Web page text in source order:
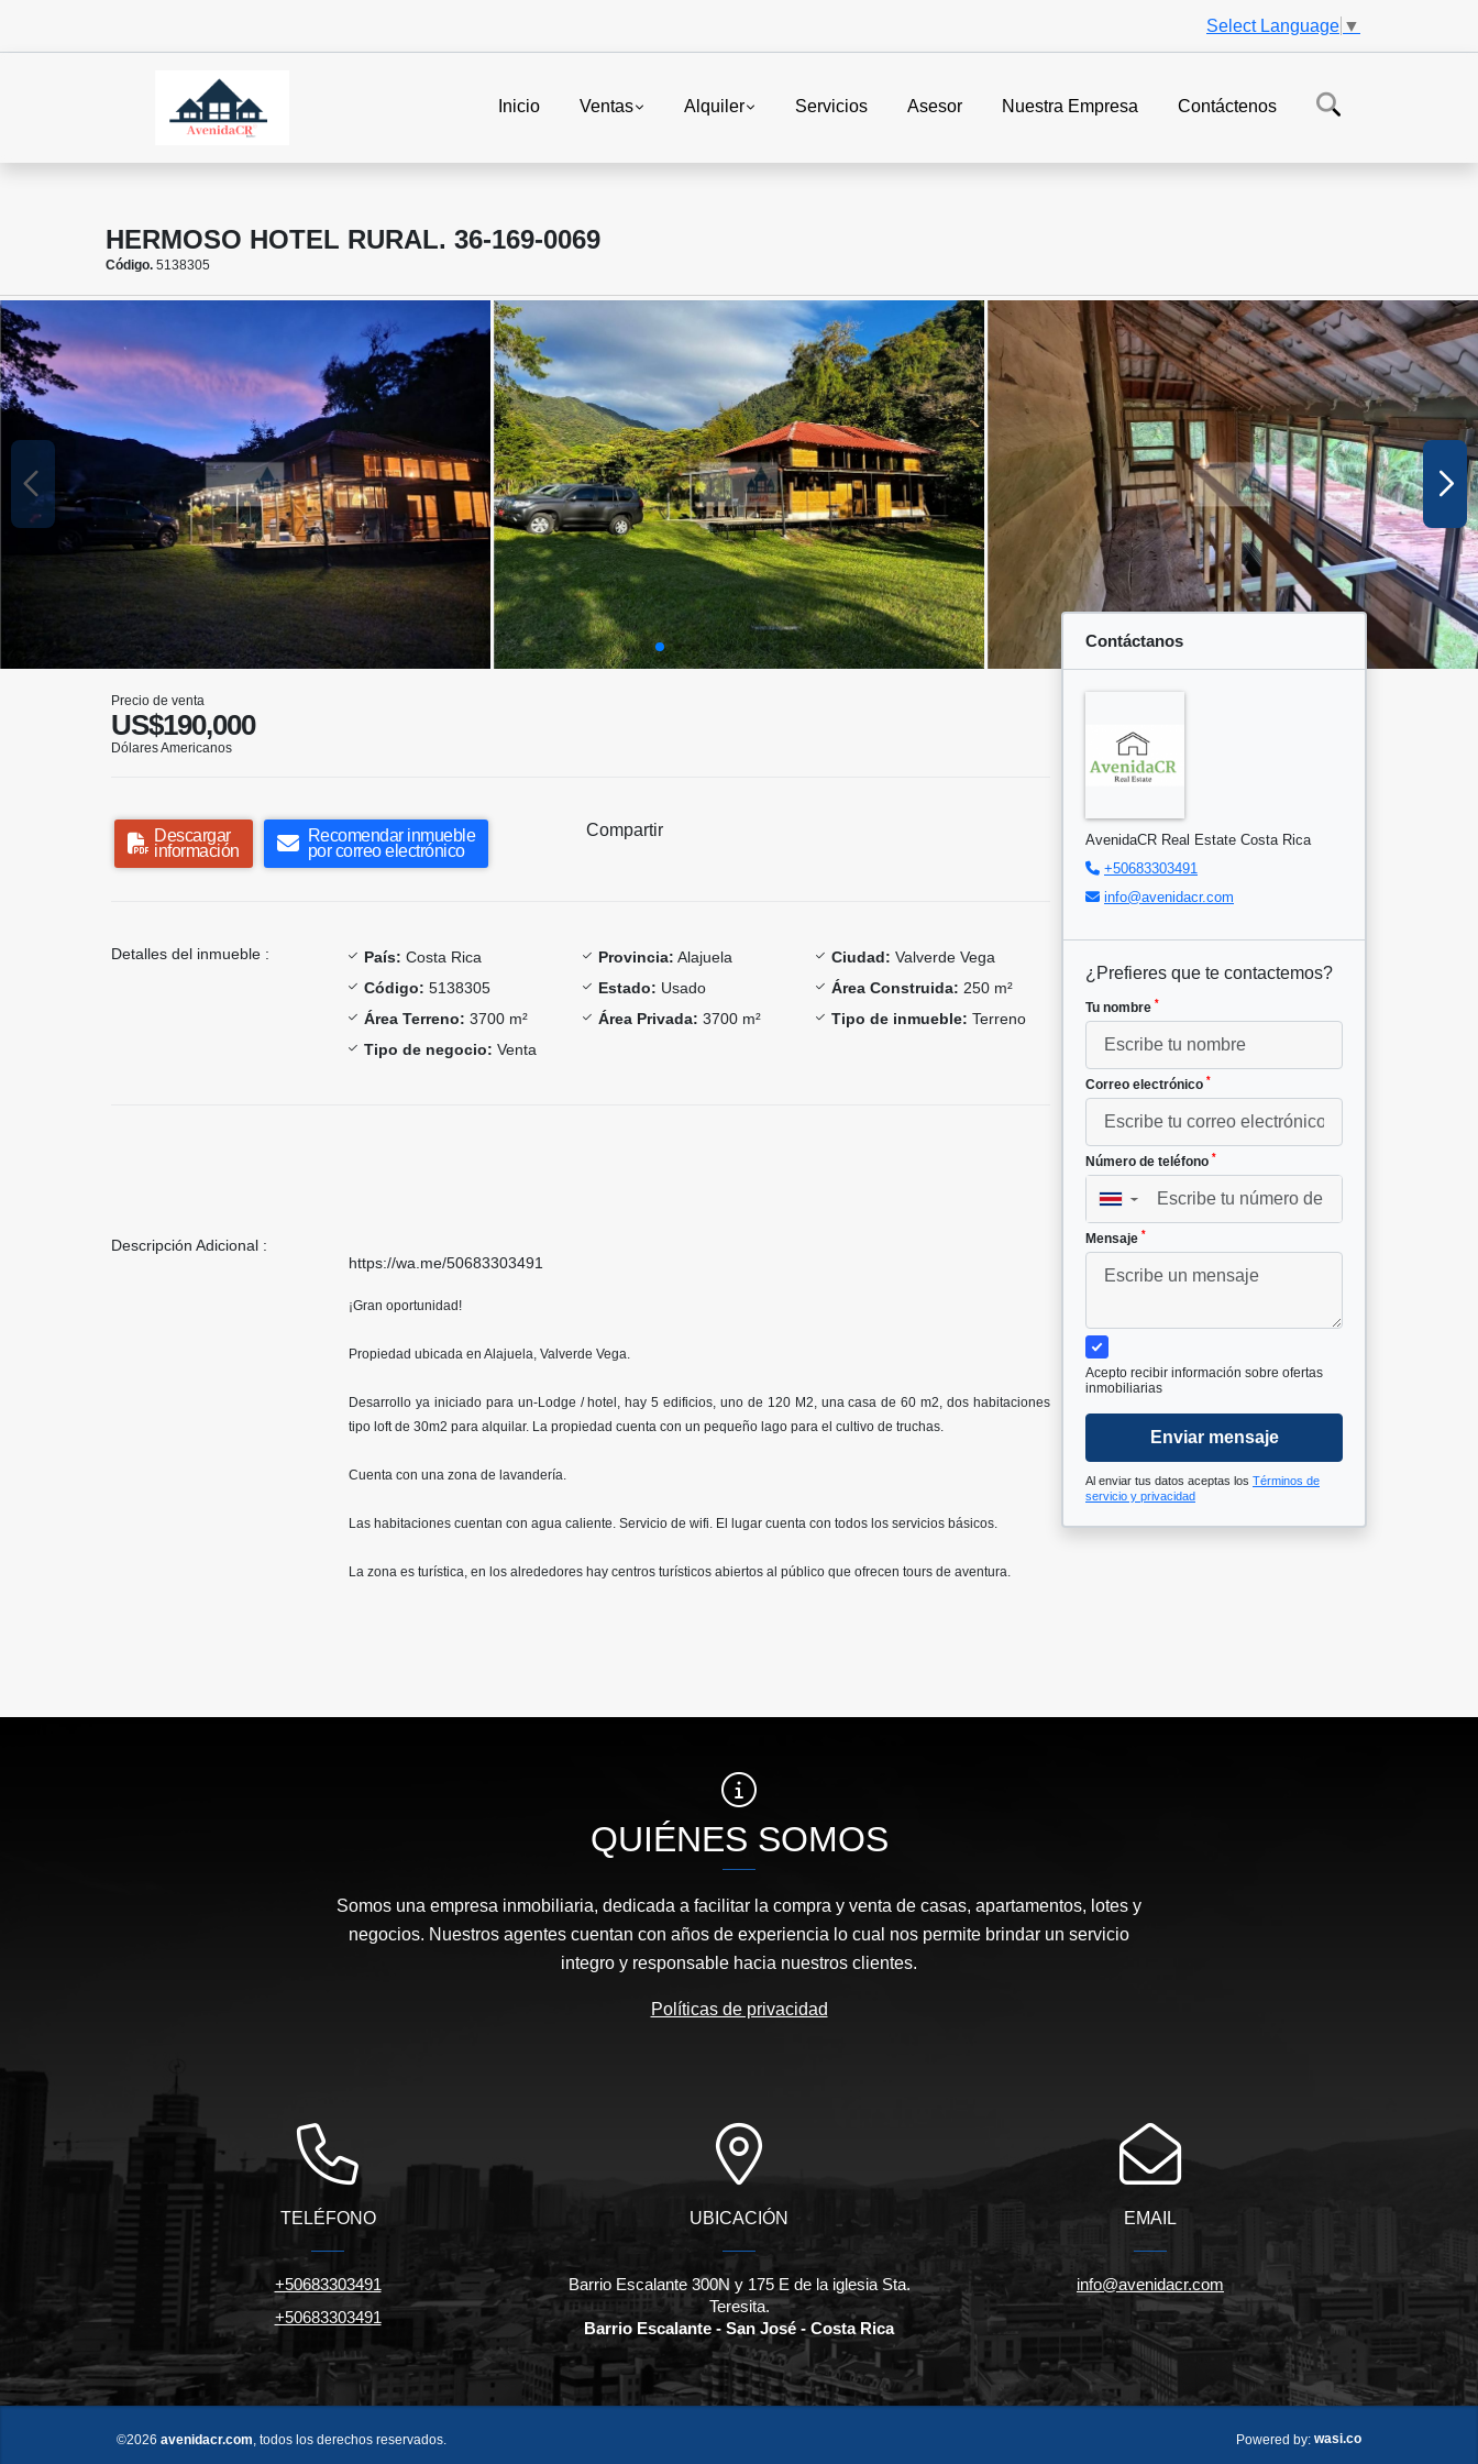
Select Language ▼
Inicio Ventas Alquiler Servicios Asesor Nuestra Empresa Contáctenos
HERMOSO HOTEL RURAL. 36-169-0069
Código. 5138305
Precio de venta
US$190,000
Dólares Americanos
Descargar
información
Recomendar inmueble
por correo electrónico
Compartir
Detalles del inmueble : País: Costa Rica Provincia: Alajuela Ciudad: Valverde Vega
Código: 5138305 Estado: Usado Área Construida: 250 m²
Área Terreno: 3700 m² Área Privada: 3700 m² Tipo de inmueble: Terreno
Tipo de negocio: Venta
Descripción Adicional :
https://wa.me/50683303491
¡Gran oportunidad!
Propiedad ubicada en Alajuela, Valverde Vega.
Desarrollo ya iniciado para un-Lodge / hotel, hay 5 edificios, uno de 120 M2, una casa de 60 m2, dos habitaciones
tipo loft de 30m2 para alquilar. La propiedad cuenta con un pequeño lago para el cultivo de truchas.
Cuenta con una zona de lavandería.
Las habitaciones cuentan con agua caliente. Servicio de wifi. El lugar cuenta con todos los servicios básicos.
La zona es turística, en los alrededores hay centros turísticos abiertos al público que ofrecen tours de aventura.
Contáctanos
AvenidaCR Real Estate Costa Rica
+50683303491
info@avenidacr.com
¿Prefieres que te contactemos?
Tu nombre *
Correo electrónico *
Número de teléfono *
▼
Mensaje *
Acepto recibir información sobre ofertas
inmobiliarias
Enviar mensaje
Al enviar tus datos aceptas los Términos de
servicio y privacidad
QUIÉNES SOMOS
Somos una empresa inmobiliaria, dedicada a facilitar la compra y venta de casas, apartamentos, lotes y
negocios. Nuestros agentes cuentan con años de experiencia lo cual nos permite brindar un servicio
integro y responsable hacia nuestros clientes.
Políticas de privacidad
TELÉFONO
+50683303491
+50683303491
UBICACIÓN
Barrio Escalante 300N y 175 E de la iglesia Sta.
Teresita.
Barrio Escalante - San José - Costa Rica
EMAIL
info@avenidacr.com
©2026 avenidacr.com , todos los derechos reservados. Powered by: wasi.co